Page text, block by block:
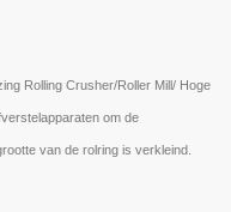
Rolling Crusher/Roller Mill/ Hoge
om de
van de rolring is verkleind.